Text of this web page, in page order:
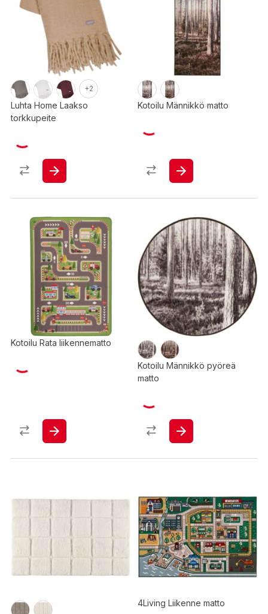
+2
Luhta Home Laakso
torkkupeite
Kotoilu Männikkö matto
Kotoilu Rata liikennematto
Kotoilu Männikkö pyöreä
matto
4Living Liikenne matto